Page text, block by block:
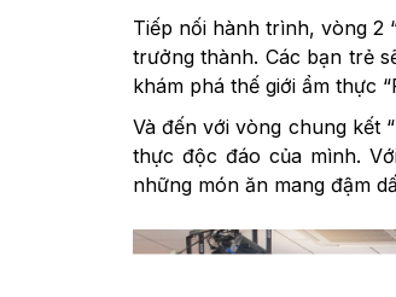
Tiếp nối hành trình, vòng 2
trưởng thành. Các bạn trẻ
khám phá thế giới ẩm thực
Và đến với vòng chung kết “
thực độc đáo của mình.
những món ăn mang đậm